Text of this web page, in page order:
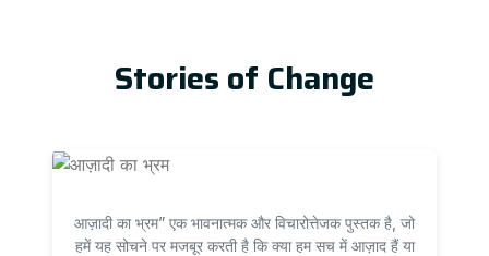
Stories of Change
आज़ादी का भ्रम” एक भावनात्मक और विचारोत्तेजक पुस्तक है, जो
हमें यह सोचने पर मजबूर करती है कि क्या हम सच में आज़ाद हैं या